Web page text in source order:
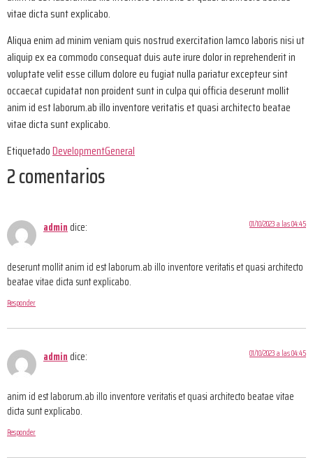
vitae dicta sunt explicabo.
Aliqua enim ad minim veniam quis nostrud exercitation lamco laboris nisi ut
aliquip ex ea commodo consequat duis aute irure dolor in reprehenderit in
voluptate velit esse cillum dolore eu fugiat nulla pariatur excepteur sint
occaecat cupidatat non proident sunt in culpa qui officia deserunt mollit
anim id est laborum.ab illo inventore veritatis et quasi architecto beatae
vitae dicta sunt explicabo.
EtiquetadoDevelopmentGeneral
2 comentarios
admin dice: 01/10/2023 a las 04:45
deserunt mollit anim id est laborum.ab illo inventore veritatis et quasi architecto
beatae vitae dicta sunt explicabo.
Responder
admin dice: 01/10/2023 a las 04:45
anim id est laborum.ab illo inventore veritatis et quasi architecto beatae vitae
dicta sunt explicabo.
Responder